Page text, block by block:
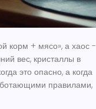
корм + мясо», а хаос -
вес, кристаллы в
это опасно, а когда
правилами,